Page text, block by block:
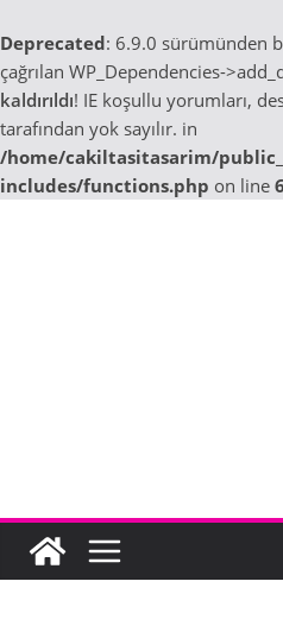
Deprecated: 6.9.0 sürümünden
çağrılan WP_Dependencies-
kaldırıldı! IE koşullu yorumları,
tarafından yok sayılır. in
/home/cakiltasitasarim/
includes/functions.php on line